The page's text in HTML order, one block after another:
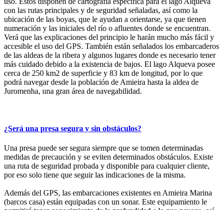
con las rutas principales y de seguridad señaladas, así como la
ubicación de las boyas, que le ayudan a orientarse, ya que tienen
numeración y las iniciales del río o afluentes donde se encuentran.
Verá que las explicaciones del principio le harán mucho más fácil y
accesible el uso del GPS. También están señalados los embarcaderos
de las aldeas de la ribera y algunos lugares donde es necesario tener
más cuidado debido a la existencia de bajos. El lago Alqueva posee
cerca de 250 km2 de superficie y 83 km de longitud, por lo que
podrá navegar desde la población de Amieira hasta la aldea de
Juromenha, una gran área de navegabilidad.
¿Será una presa segura y sin obstáculos?
Una presa puede ser segura siempre que se tomen determinadas
medidas de precaución y se eviten determinados obstáculos. Existe
una ruta de seguridad probada y disponible para cualquier cliente,
por eso solo tiene que seguir las indicaciones de la misma.
Además del GPS, las embarcaciones existentes en Amieira Marina
(barcos casa) están equipadas con un sonar. Este equipamiento le